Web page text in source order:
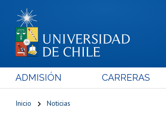
ADMISIÓN CARRERAS
Inicio Noticias